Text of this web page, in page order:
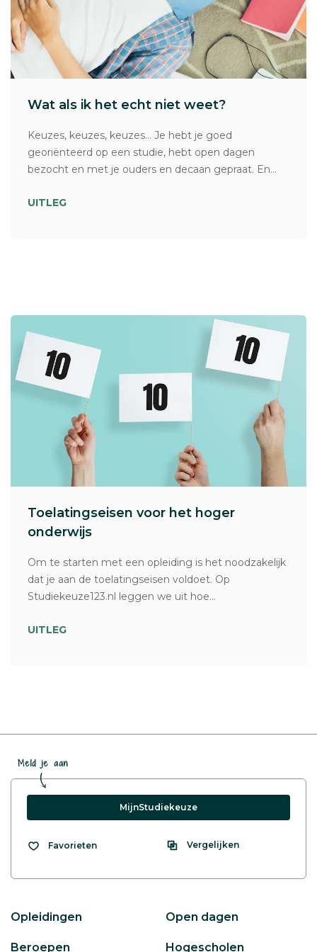
Wat als ik het echt niet weet?
Keuzes, keuzes, keuzes… Je hebt je goed
georiënteerd op een studie, hebt open dagen
bezocht en met je ouders en decaan gepraat. En...
UITLEG
Toelatingseisen voor het hoger
onderwijs
Om te starten met een opleiding is het noodzakelijk
dat je aan de toelatingseisen voldoet. Op
Studiekeuze123.nl leggen we uit hoe...
UITLEG
Meld je aan
MijnStudiekeuze
Favorieten Vergelijken
Opleidingen Open dagen
Beroepen Hogescholen